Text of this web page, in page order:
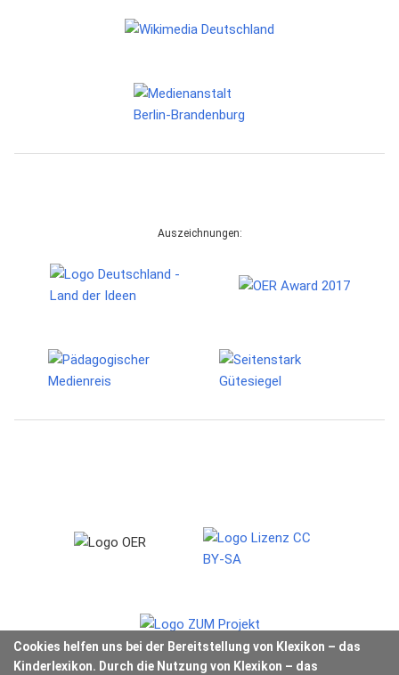
Cookies helfen uns bei der Bereitstellung von Klexikon – das
Kinderlexikon. Durch die Nutzung von Klexikon – das
Auszeichnungen: